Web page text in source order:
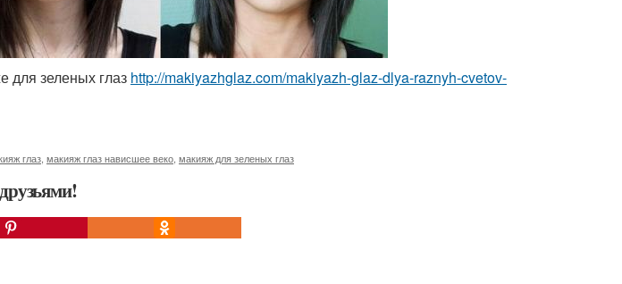
для зеленых глаз http://makiyazhglaz.com/makiyazh-glaz-dlya-raznyh-cvetov-
глаз макияж глаз нависшее веко макияж для зеленых глаз